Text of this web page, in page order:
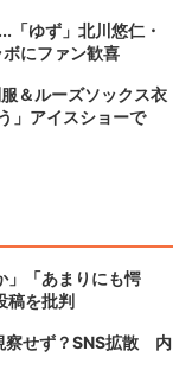
「ゆず」北川悠仁・
にファン歓喜
＆ルーズソックス衣
」アイスショーで
」「あまりにも愕
稿を批判
察せず？SNS拡散 内